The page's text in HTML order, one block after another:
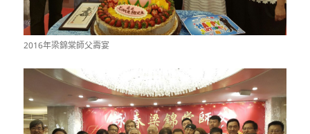
2016年梁錦棠師父壽宴